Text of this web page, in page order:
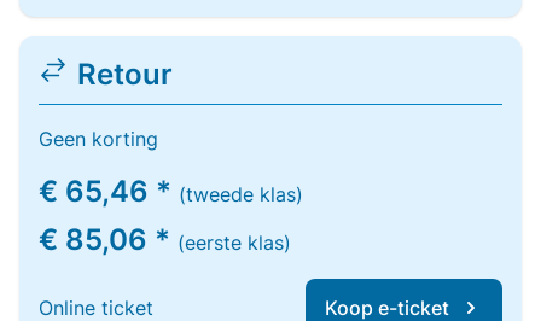
Retour
Geen korting
€ 65,46 * (tweede klas)
€ 85,06 * (eerste klas)
Online ticket Koop e-ticket